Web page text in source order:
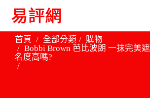
首頁 全部分類
購物
Bobbi Brown 芭比波朗 一抹完美
名度高嗎?